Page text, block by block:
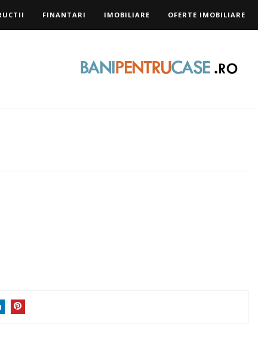
FINANTARI IMOBILIARE OFERTE IMOBILIARE